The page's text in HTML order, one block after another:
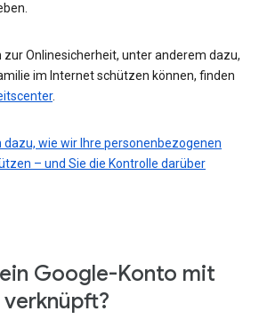
Onlinesicherheit, unter anderem dazu,
im Internet schützen können, finden
.
wie wir Ihre personenbezogenen
– und Sie die Kontrolle darüber
Google-Konto mit